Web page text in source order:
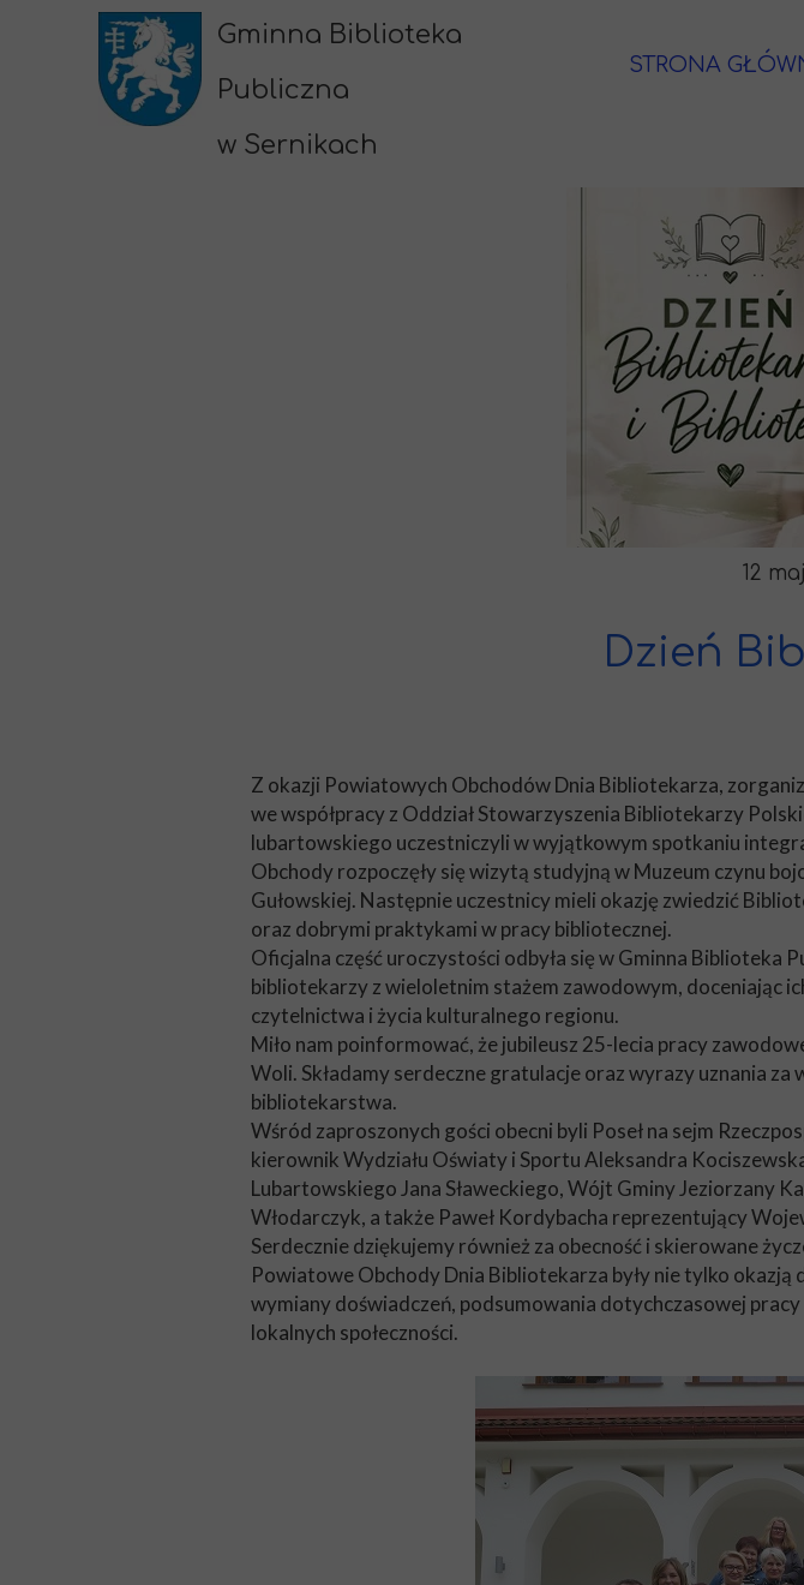
12
Dzień
Z okazji Powiatowych Obchodów Dnia Bibliotekarza,
we współpracy z Oddział Stowarzyszenia Bibliotekarzy
lubartowskiego uczestniczyli w wyjątkowym spotkaniu
Obchody rozpoczęły się wizytą studyjną w Muzeum czynu
Gułowskiej. Następnie uczestnicy mieli okazję zwiedzić
oraz dobrymi praktykami w pracy bibliotecznej.
Oficjalna część uroczystości odbyła się w Gminna Biblioteka
bibliotekarzy z wieloletnim stażem zawodowym, doceniając
czytelnictwa i życia kulturalnego regionu.
Miło nam poinformować, że jubileusz 25-lecia pracy
Woli. Składamy serdeczne gratulacje oraz wyrazy uznania za
bibliotekarstwa.
Wśród zaproszonych gości obecni byli Poseł na sejm
kierownik Wydziału Oświaty i Sportu Aleksandra
Lubartowskiego Jana Sławeckiego, Wójt Gminy Jeziorzany
Włodarczyk, a także Paweł Kordybacha reprezentujący
Serdecznie dziękujemy również za obecność i skierowane
Powiatowe Obchody Dnia Bibliotekarza były nie tylko
wymiany doświadczeń, podsumowania dotychczasowej
lokalnych społeczności.
Gminna Biblioteka
Publiczna
w Sernikach
STRONA